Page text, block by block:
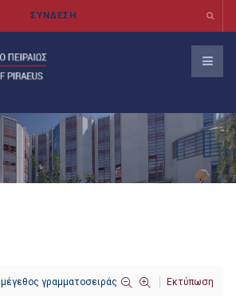
μέγεθος γραμματοσειράς Εκτύπωση